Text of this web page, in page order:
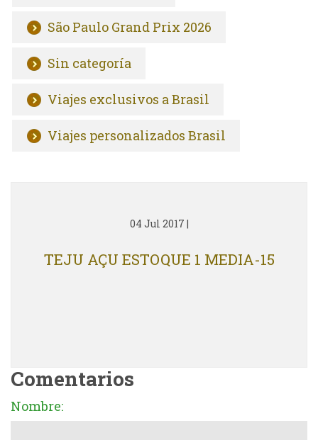
São Paulo Grand Prix 2026
Sin categoría
Viajes exclusivos a Brasil
Viajes personalizados Brasil
04 Jul 2017 |
TEJU AÇU ESTOQUE 1 MEDIA-15
Comentarios
Nombre: